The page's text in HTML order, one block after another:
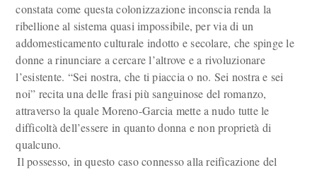
constata come questa colonizzazione inconscia renda la
ribellione al sistema quasi impossibile, per via di un
addomesticamento culturale indotto e secolare, che spinge le
donne a rinunciare a cercare l’altrove e a rivoluzionare
l’esistente. “Sei nostra, che ti piaccia o no. Sei nostra e sei
noi” recita una delle frasi più sanguinose del romanzo,
attraverso la quale Moreno-Garcia mette a nudo tutte le
difficoltà dell’essere in quanto donna e non proprietà di
qualcuno.
Il possesso, in questo caso connesso alla reificazione del